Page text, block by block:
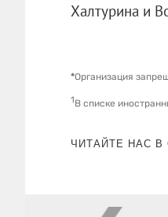
Халтурина
*Организация
1В списке
ЧИТАЙТЕ НАС В